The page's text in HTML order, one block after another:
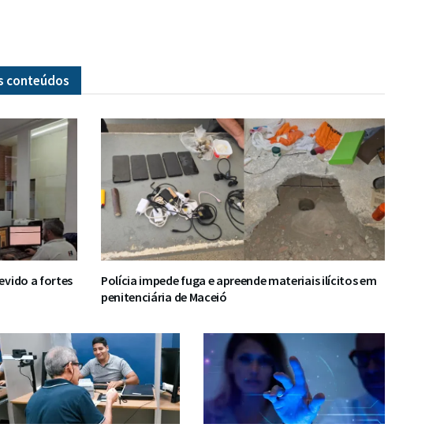
conteúdos
a fortes
Polícia impede fuga e apreende materiais ilícitos em
penitenciária de Maceió